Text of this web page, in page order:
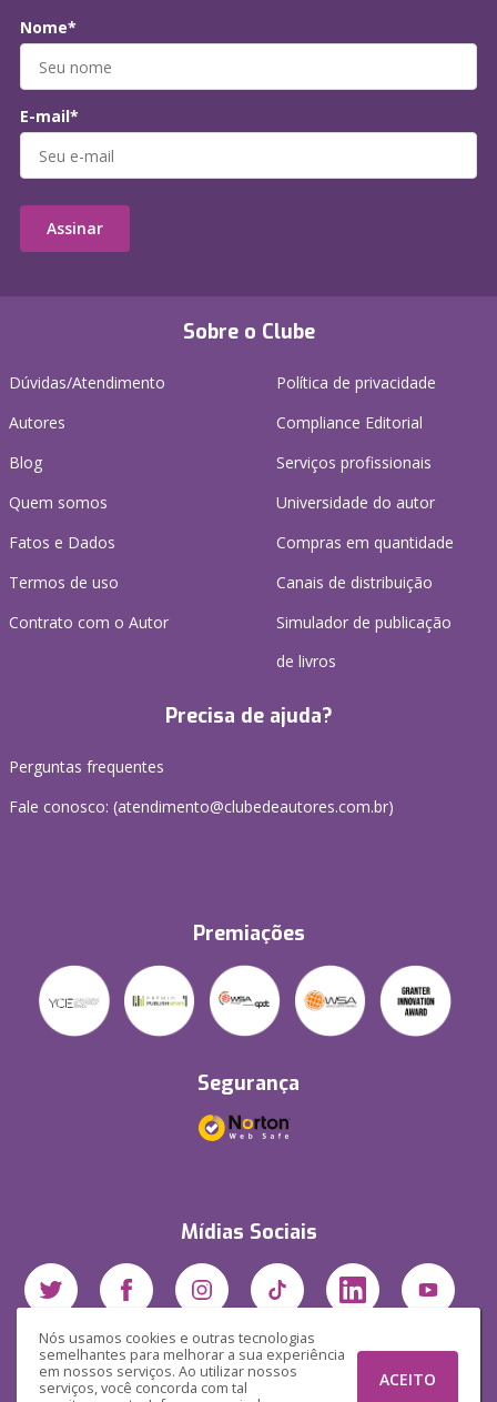
Nós usamos cookies e outras tecnologias
semelhantes para melhorar a sua experiência
em nossos serviços. Ao utilizar nossos
serviços, você concorda com tal
ACEITO
Sobre o Clube
Dúvidas/Atendimento
Autores
Blog
Quem somos
Fatos e Dados
Termos de uso
Contrato com o Autor
Política de privacidade
Compliance Editorial
Serviços profissionais
Universidade do autor
Compras em quantidade
Canais de distribuição
Simulador de publicação
de livros
Precisa de ajuda?
Perguntas frequentes
Fale conosco: (atendimento@clubedeautores.com.br)
Premiações
Segurança
Mídias Sociais
Nome*
E-mail*
Assinar